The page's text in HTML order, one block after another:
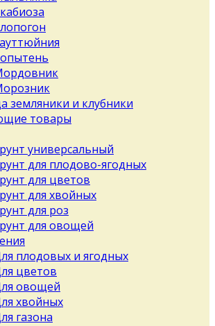
земляники и клубники
товары
универсальный
для плодово-ягодных
для цветов
для хвойных
для роз
для овощей
плодовых и ягодных
цветов
овощей
хвойных
газона